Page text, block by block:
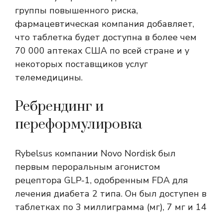
группы повышенного риска,
фармацевтическая компания добавляет,
что таблетка будет доступна в более чем
70 000 аптеках США по всей стране и у
некоторых поставщиков услуг
телемедицины.
Ребрендинг и
переформулировка
Rybelsus компании Novo Nordisk был
первым пероральным агонистом
рецептора GLP-1, одобренным FDA для
лечения диабета 2 типа. Он был доступен в
таблетках по 3 миллиграмма (мг), 7 мг и 14